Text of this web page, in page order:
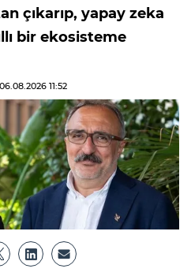
çıkarıp, yapay zeka
bir ekosisteme
11:52